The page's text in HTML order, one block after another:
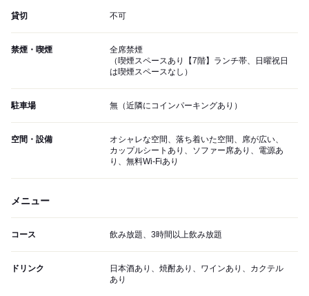
貸切 不可
禁煙・喫煙
全席禁煙
（喫煙スペースあり【7階】ランチ帯、日曜祝日
は喫煙スペースなし）
駐車場 無（近隣にコインパーキングあり）
空間・設備
オシャレな空間、落ち着いた空間、席が広い、
カップルシートあり、ソファー席あり、電源あ
り、無料Wi-Fiあり
メニュー
コース 飲み放題、3時間以上飲み放題
ドリンク
日本酒あり、焼酎あり、ワインあり、カクテル
あり